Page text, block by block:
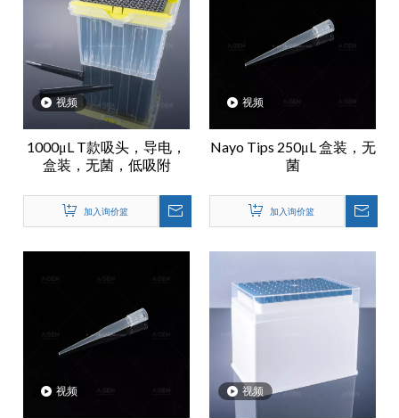
视频
1000μL T款吸头，导电，
盒装，无菌，低吸附
加入询价篮
视频
Nayo Tips 250μL 盒装，无
菌
加入询价篮
视频 视频